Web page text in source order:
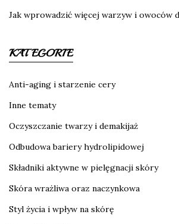
Jak wprowadzić więcej warzyw i owoców
KATEGORIE
Anti-aging i starzenie cery
Inne tematy
Oczyszczanie twarzy i demakijaż
Odbudowa bariery hydrolipidowej
Składniki aktywne w pielęgnacji skóry
Skóra wrażliwa oraz naczynkowa
Styl życia i wpływ na skórę